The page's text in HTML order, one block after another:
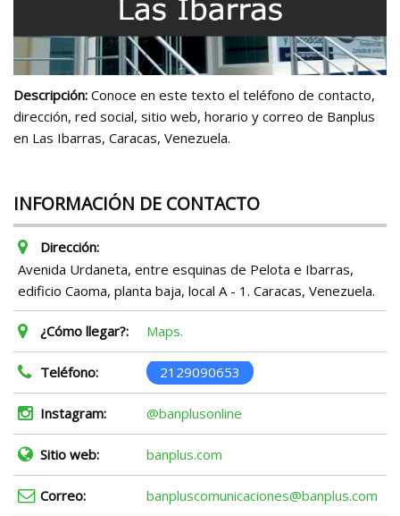
Descripción: Conoce en este texto el teléfono de contacto,
dirección, red social, sitio web, horario y correo de Banplus
en Las Ibarras, Caracas, Venezuela.
INFORMACIÓN DE CONTACTO
Dirección:
Avenida Urdaneta, entre esquinas de Pelota e Ibarras,
edificio Caoma, planta baja, local A - 1. Caracas, Venezuela.
¿Cómo llegar?: Maps.
Teléfono: 2129090653
Instagram: @banplusonline
Sitio web: banplus.com
Correo: banpluscomunicaciones@banplus.com